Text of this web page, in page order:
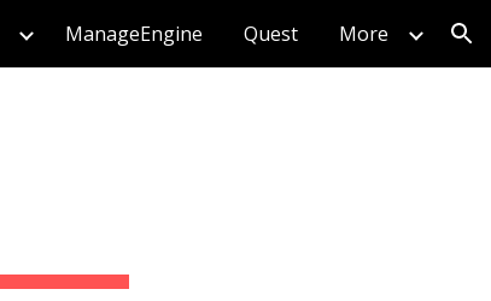
ManageEngine Quest More